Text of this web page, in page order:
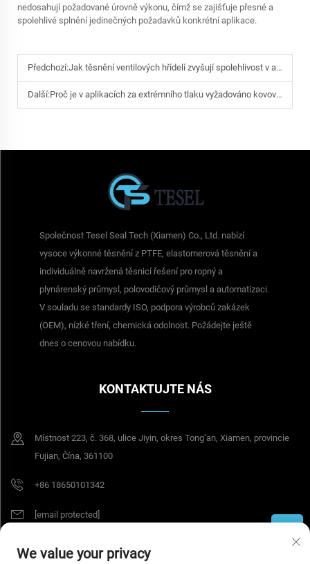
nedosahují požadované úrovně výkonu, čímž se zajišťuje přesné a
spolehlivé splnění jedinečných požadavků konkrétní aplikace.
Předchozí:Jak těsnění ventilových hřídelí zvyšují spolehlivost v aplikacích v ropném a plynárenském průmyslu
Další:Proč je v aplikacích za extrémního tlaku vyžadováno kovové těsnění kovu
Společnost Tesel Seal Tech (Xiamen) Co., Ltd. nabízí
vysoce výkonné těsnění z PTFE, elastomerová těsnění a
individuálně navržená těsnicí řešení pro ropný a
plynárenský průmysl, polovodičový průmysl a automatizaci.
V souladu se standardy ISO, podpora výrobců zakázek
(OEM), nízké tření, chemická odolnost. Požádejte ještě
dnes o cenovou nabídku.
KONTAKTUJTE NÁS
Místnost 223, č. 368, ulice Jiyin, okres Tong’an, Xiamen, provincie
Fujian, Čína, 361100
+86 18650101342
[email protected]
Všechna práva vyhrazena © 2026 Tesel Seal Tech (Xiamen) Co., Ltd.
We value your privacy